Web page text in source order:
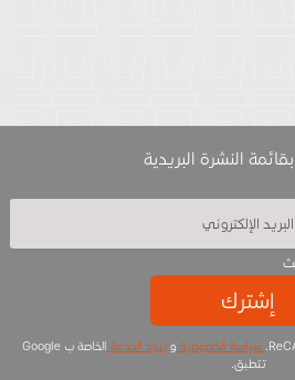
النشرة البريدية
إشترك
سياسة الخصوصية وبنود الخدمة
الخاصة ب Google
تتطبق.